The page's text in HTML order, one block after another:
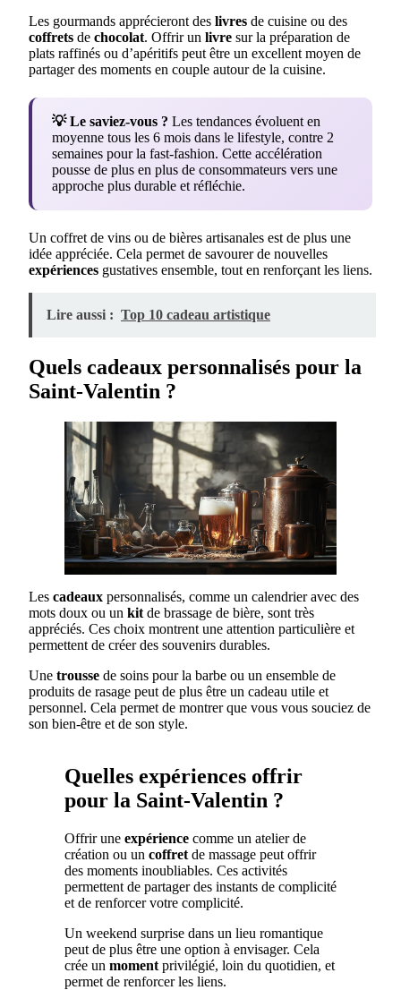
Les gourmands apprécieront des livres de cuisine ou des
coffrets de chocolat. Offrir un livre sur la préparation de
plats raffinés ou d’apéritifs peut être un excellent moyen de
partager des moments en couple autour de la cuisine.
💡 Le saviez-vous ? Les tendances évoluent en
moyenne tous les 6 mois dans le lifestyle, contre 2
semaines pour la fast-fashion. Cette accélération
pousse de plus en plus de consommateurs vers une
approche plus durable et réfléchie.
Un coffret de vins ou de bières artisanales est de plus une
idée appréciée. Cela permet de savourer de nouvelles
expériences gustatives ensemble, tout en renforçant les liens.
Lire aussi : Top 10 cadeau artistique
Quels cadeaux personnalisés pour la
Saint-Valentin ?
Les cadeaux personnalisés, comme un calendrier avec des
mots doux ou un kit de brassage de bière, sont très
appréciés. Ces choix montrent une attention particulière et
permettent de créer des souvenirs durables.
Une trousse de soins pour la barbe ou un ensemble de
produits de rasage peut de plus être un cadeau utile et
personnel. Cela permet de montrer que vous vous souciez de
son bien-être et de son style.
Quelles expériences offrir
pour la Saint-Valentin ?
Offrir une expérience comme un atelier de
création ou un coffret de massage peut offrir
des moments inoubliables. Ces activités
permettent de partager des instants de complicité
et de renforcer votre complicité.
Un weekend surprise dans un lieu romantique
peut de plus être une option à envisager. Cela
crée un moment privilégié, loin du quotidien, et
permet de renforcer les liens.